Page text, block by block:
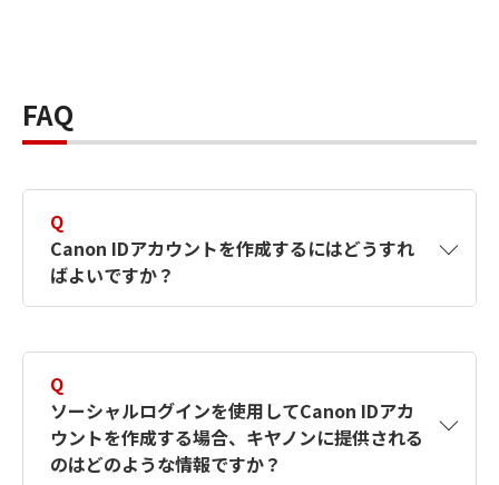
FAQ
Q
Canon IDアカウントを作成するにはどうすれ
ばよいですか？
す。詳しい作成方法は【カメラ】Canon IDとは
何ですか？Canon IDの作成方法は？をご確認く
ださい。
Q
ソーシャルログインを使用してCanon IDアカ
ウントを作成する場合、キヤノンに提供される
のはどのような情報ですか？